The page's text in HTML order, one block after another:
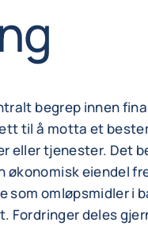
begrep innen
til å motta et
eller tjenester. Det
økonomisk eiendel
som omløpsmidler i
Fordringer deles